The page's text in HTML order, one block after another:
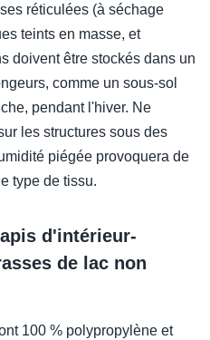
réticulées (à séchage
teints en masse, et
doivent être stockés dans un
comme un sous-sol
pendant l'hiver. Ne
les structures sous des
piégée provoquera de
type de tissu.
d'intérieur-
de lac non
100 % polypropylène et